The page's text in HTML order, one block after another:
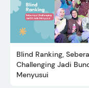
Blind Ranking,
Challenging Jadi
Menyusui